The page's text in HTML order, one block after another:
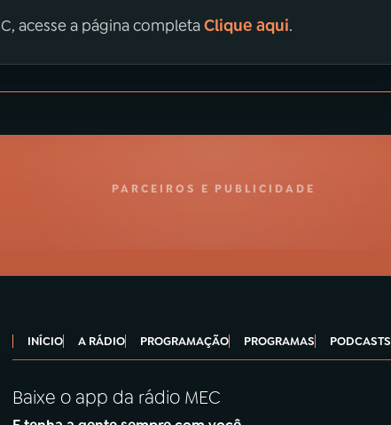
acesse a página completaClique aqui.
PARCEIROS E PUBLICIDADE
INÍCIO A RÁDIO PROGRAMAÇÃO PROGRAMAS PODCASTS
Baixe o app da rádio MEC